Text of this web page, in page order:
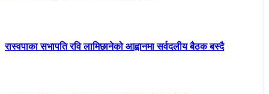
रास्वपाका सभापति रवि लामिछानेको आह्वानमा सर्वदलीय बैठक बस्दै